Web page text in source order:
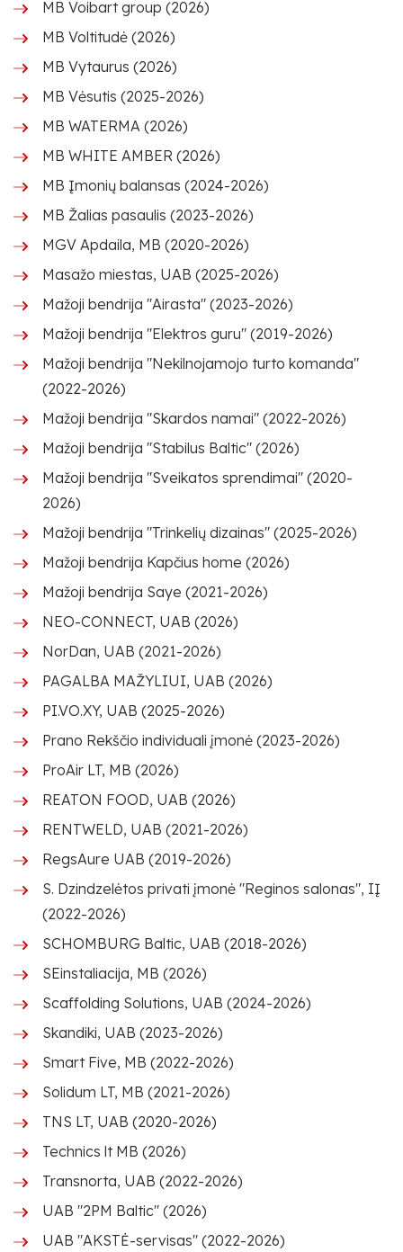
MB Voibart group (2026)
MB Voltitudė (2026)
MB Vytaurus (2026)
MB Vėsutis (2025-2026)
MB WATERMA (2026)
MB WHITE AMBER (2026)
MB Įmonių balansas (2024-2026)
MB Žalias pasaulis (2023-2026)
MGV Apdaila, MB (2020-2026)
Masažo miestas, UAB (2025-2026)
Mažoji bendrija "Airasta" (2023-2026)
Mažoji bendrija "Elektros guru" (2019-2026)
Mažoji bendrija "Nekilnojamojo turto komanda"
(2022-2026)
Mažoji bendrija "Skardos namai" (2022-2026)
Mažoji bendrija "Stabilus Baltic" (2026)
Mažoji bendrija "Sveikatos sprendimai" (2020-
2026)
Mažoji bendrija "Trinkelių dizainas" (2025-2026)
Mažoji bendrija Kapčius home (2026)
Mažoji bendrija Saye (2021-2026)
NEO-CONNECT, UAB (2026)
NorDan, UAB (2021-2026)
PAGALBA MAŽYLIUI, UAB (2026)
PI.VO.XY, UAB (2025-2026)
Prano Rekščio individuali įmonė (2023-2026)
ProAir LT, MB (2026)
REATON FOOD, UAB (2026)
RENTWELD, UAB (2021-2026)
RegsAure UAB (2019-2026)
S. Dzindzelėtos privati įmonė "Reginos salonas", IĮ
(2022-2026)
SCHOMBURG Baltic, UAB (2018-2026)
SEinstaliacija, MB (2026)
Scaffolding Solutions, UAB (2024-2026)
Skandiki, UAB (2023-2026)
Smart Five, MB (2022-2026)
Solidum LT, MB (2021-2026)
TNS LT, UAB (2020-2026)
Technics lt MB (2026)
Transnorta, UAB (2022-2026)
UAB "2PM Baltic" (2026)
UAB "AKSTĖ-servisas" (2022-2026)